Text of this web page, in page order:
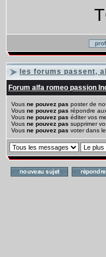
les forums passent,
Forum alfa romeo passion
Vous ne pouvez pas poster de
Vous ne pouvez pas répondre
Vous ne pouvez pas éditer vos
Vous ne pouvez pas supprimer
Vous ne pouvez pas voter dans